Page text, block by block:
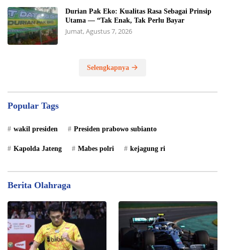
Durian Pak Eko: Kualitas Rasa Sebagai Prinsip
Utama — “Tak Enak, Tak Perlu Bayar
Jumat, Agustus 7, 2026
Selengkapnya
Popular Tags
wakil presiden Presiden prabowo subianto
Kapolda Jateng Mabes polri kejagung ri
Berita Olahraga